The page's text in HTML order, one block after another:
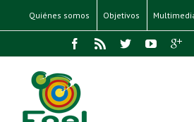
Quiénes somos Objetivos